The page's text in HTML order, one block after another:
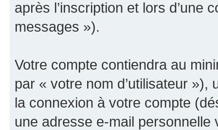
après l’inscription et lors d’une
messages »).
Votre compte contiendra au
par « votre nom d’utilisateur
la connexion à votre compte
une adresse e-mail